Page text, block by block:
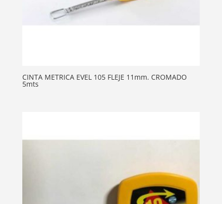
CINTA METRICA EVEL 105 FLEJE 11mm. CROMADO
5mts